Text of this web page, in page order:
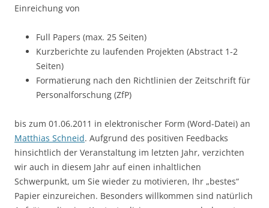
Einreichung von
Full Papers (max. 25 Seiten)
Kurzberichte zu laufenden Projekten (Abstract 1-2
Seiten)
Formatierung nach den Richtlinien der Zeitschrift für
Personalforschung (ZfP)
bis zum 01.06.2011 in elektronischer Form (Word-Datei) an
Matthias Schneid. Aufgrund des positiven Feedbacks
hinsichtlich der Veranstaltung im letzten Jahr, verzichten
wir auch in diesem Jahr auf einen inhaltlichen
Schwerpunkt, um Sie wieder zu motivieren, Ihr „bestes“
Papier einzureichen. Besonders willkommen sind natürlich